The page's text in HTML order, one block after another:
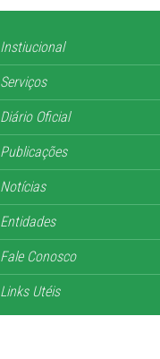
Instiucional
Serviços
Diário Oficial
Publicações
Notícias
Entidades
Fale Conosco
Links Utéis